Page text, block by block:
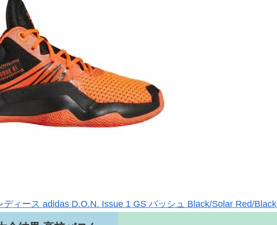
ディース adidas D.O.N. Issue 1 GS バッシュ Black/Solar Red/Black